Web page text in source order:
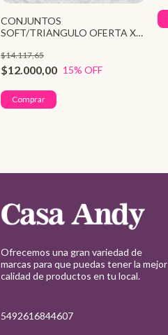
CONJUNTOS
SOFT/TRIANGULO OFERTA X2
$12.000,00
$14.117,65
15% OFF
Ofrecemos una gran variedad de
marcas para que puedas tener la mejor
calidad de productos en tu local.
5492616844607